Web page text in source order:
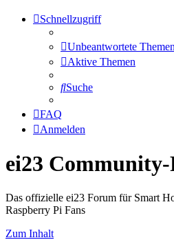
Schnellzugriff
Unbeantwortete Themen
Aktive Themen
Suche
FAQ
Anmelden
ei23
Das offizielle ei23 Forum für Smart
Raspberry Pi Fans
Zum Inhalt